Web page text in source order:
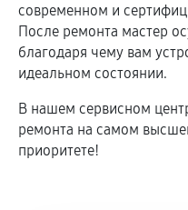
современном и
После ремонта мастер
благодаря чему вам
идеальном состоянии.
В нашем сервисном
ремонта на самом
приоритете!